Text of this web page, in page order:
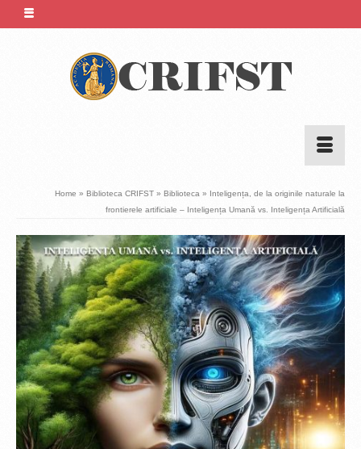
Home » Biblioteca CRIFST » Biblioteca » Inteligența, de la originile naturale la
frontierele artificiale – Inteligența Umană vs. Inteligența Artificială